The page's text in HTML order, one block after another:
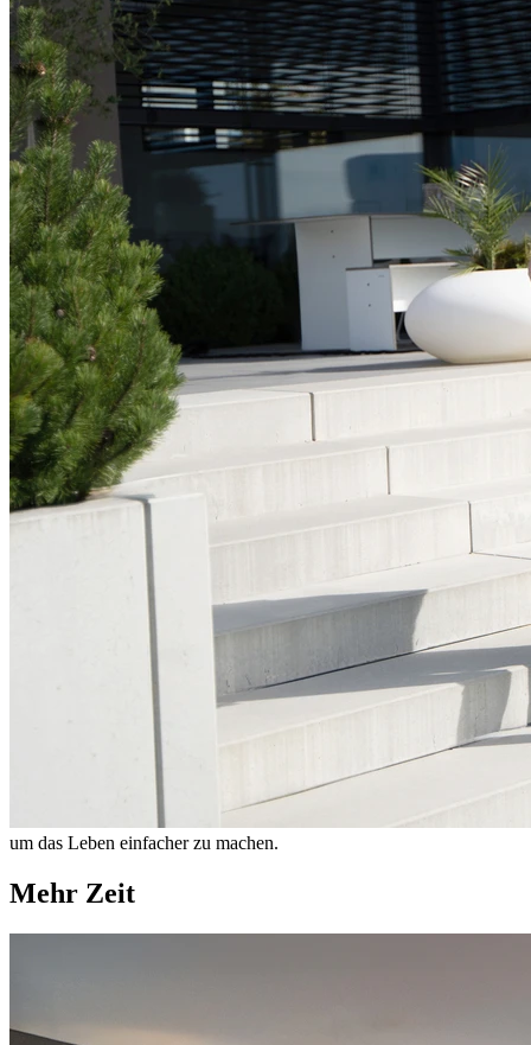
um das Leben einfacher zu machen.
Mehr Zeit